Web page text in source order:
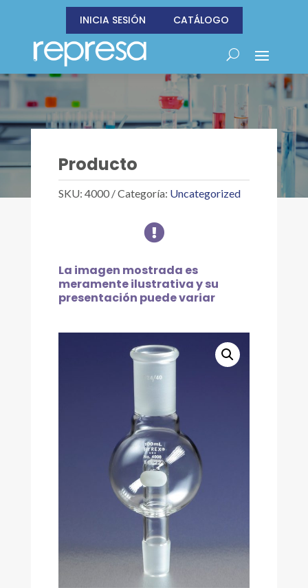
INICIA SESIÓN CATÁLOGO
Producto
SKU: 4000 Categoría: Uncategorized

La imagen mostrada es
meramente ilustrativa y su
presentación puede variar